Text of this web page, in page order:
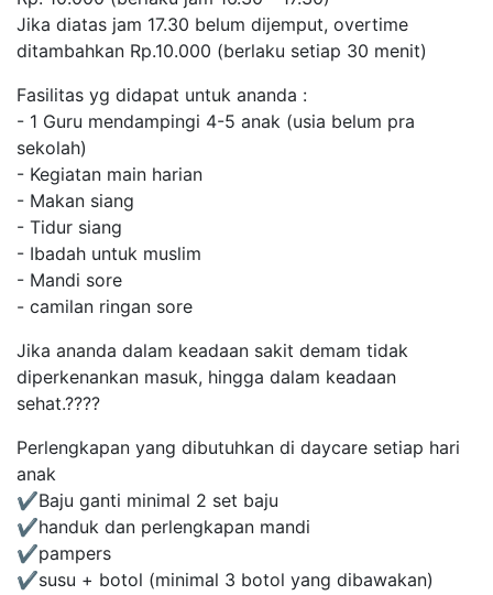
Jika diatas jam 17.30 belum dijemput, overtime
ditambahkan Rp.10.000 (berlaku setiap 30 menit)
Fasilitas yg didapat untuk ananda :
- 1 Guru mendampingi 4-5 anak (usia belum pra
sekolah)
- Kegiatan main harian
- Makan siang
- Tidur siang
- Ibadah untuk muslim
- Mandi sore
- camilan ringan sore
Jika ananda dalam keadaan sakit demam tidak
diperkenankan masuk, hingga dalam keadaan
sehat.????
Perlengkapan yang dibutuhkan di daycare setiap hari
anak
✔️Baju ganti minimal 2 set baju
✔️handuk dan perlengkapan mandi
✔️pampers
✔️susu + botol (minimal 3 botol yang dibawakan)